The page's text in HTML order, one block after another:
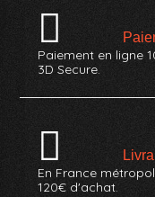
Paiement en ligne
3D Secure.
En France
120€ d'achat.